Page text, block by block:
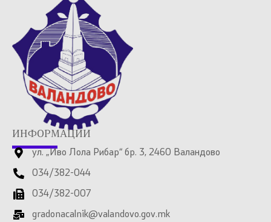
ИНФОРМАЦИИ
ул. „Иво Лола Рибар“ бр. 3, 2460 Валандово
034/382-044
034/382-007
gradonacalnik@valandovo.gov.mk